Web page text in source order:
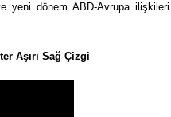
yeni dönem ABD-Avrupa ilişkileri
Aşırı Sağ Çizgi